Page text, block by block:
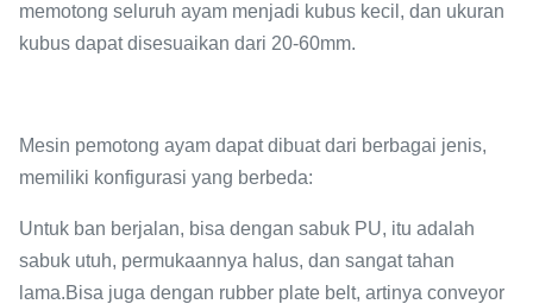
memotong seluruh ayam menjadi kubus kecil, dan ukuran
kubus dapat disesuaikan dari 20-60mm.
Mesin pemotong ayam dapat dibuat dari berbagai jenis,
memiliki konfigurasi yang berbeda:
Untuk ban berjalan, bisa dengan sabuk PU, itu adalah
sabuk utuh, permukaannya halus, dan sangat tahan
lama.Bisa juga dengan rubber plate belt, artinya conveyor